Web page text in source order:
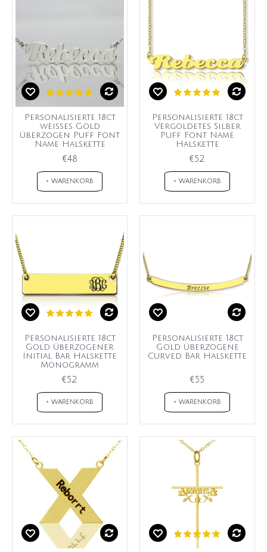
Personalisierte 18ct
weißes Gold
überzogen Puff Font
Name Halskette
€48
+ WARENKORB
Personalisierte 18ct
Vergoldetes Silber
Puff Font Name
Halskette
€52
+ WARENKORB
Personalisierte 18ct
Gold überzogener
Initial Bar Halskette
Monogramm
€52
+ WARENKORB
Personalisierte 18ct
Gold überzogene
Curved Bar Halskette
€55
+ WARENKORB